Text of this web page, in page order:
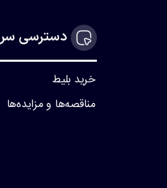
دسترسی
خرید بلیط
مناقصه‌ها و مزایده‌ها